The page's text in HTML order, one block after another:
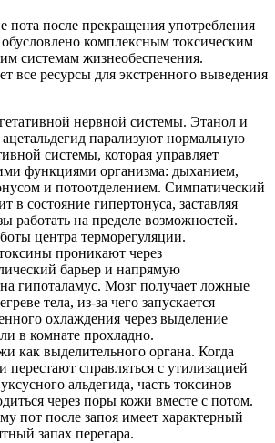
пота после прекращения употребления
комплексным токсическим
системам жизнеобеспечения.
все ресурсы для экстренного выведения
нервной системы. Этанол и
ацетальдегид парализуют нормальную
системы, которая управляет
функциями организма: дыханием,
и потоотделением. Симпатический
в состояние гипертонуса, заставляя
работать на пределе возможностей.
центра терморегуляции.
проникают через
барьер и напрямую
гипоталамус. Мозг получает ложные
тела, из-за чего запускается
охлаждения через выделение
в комнате прохладно.
как выделительного органа. Когда
перестают справляться с утилизацией
альдегида, часть токсинов
через поры кожи вместе с потом.
пот после запоя имеет характерный
запах перегара.